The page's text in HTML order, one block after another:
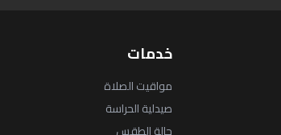
خدمات
مواقيت الصلاة
صيدلية الحراسة